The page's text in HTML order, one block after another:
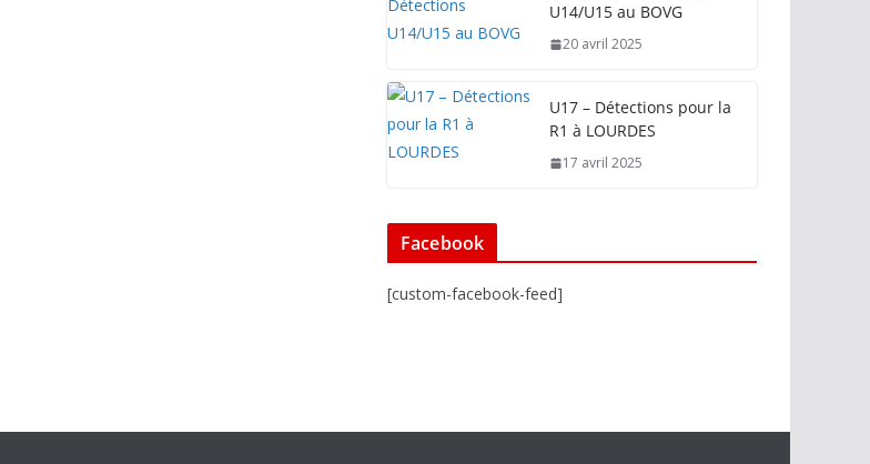
U14/U15 au BOVG
20 avril 2025
U17 – Détections pour la
R1 à LOURDES
17 avril 2025
Facebook
[custom-facebook-feed]